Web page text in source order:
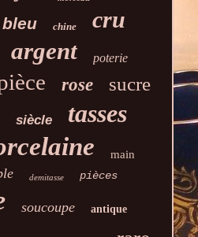
bleu chine cru
argent poterie
rose sucre
siècle tasses
main
demitasse pièces
soucoupe antique